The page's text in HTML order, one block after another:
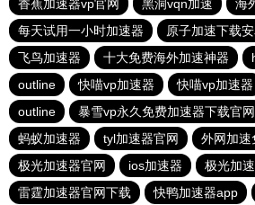
香蕉加速器vp官网
黑洞vqn加速
海
每天试用一小时加速器
原子加速下载
飞鸟加速器
十大免费海外加速神器
outline
快喵vp加速器 快喵vp加速器
outline
暴雪vp永久免费加速器下载官网
蚂蚁加速器
tyl加速器官网
外网加速
极光加速器官网
ios加速器
极光加
雷霆加速器官网下载
快鸭加速器app